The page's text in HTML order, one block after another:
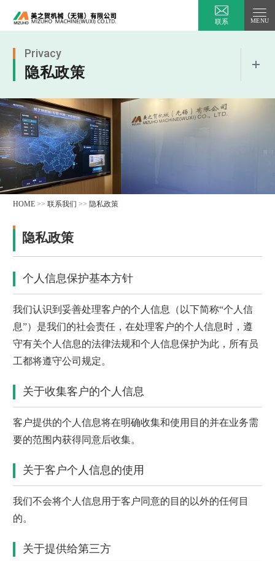
联系
Privacy
隐私政策
HOME >> 联系我们 >> 隐私政策
隐私政策
个人信息保护基本方针
我们认识到妥善处理客户的个人信息（以下简称“个人信
息”）是我们的社会责任，在处理客户的个人信息时，遵
守有关个人信息的法律法规和个人信息保护为此，所有员
工都将遵守公司规定。
关于收集客户的个人信息
客户提供的个人信息将在明确收集和使用目的并在业务需
要的范围内获得同意后收集。
关于客户个人信息的使用
我们不会将个人信息用于客户同意的目的以外的任何目
的。
关于提供给第三方
Close